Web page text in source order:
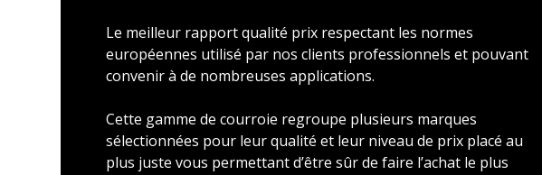
Le meilleur rapport qualité prix respectant les normes
européennes utilisé par nos clients professionnels et pouvant
convenir à de nombreuses applications.
Cette gamme de courroie regroupe plusieurs marques
sélectionnées pour leur qualité et leur niveau de prix placé au
plus juste vous permettant d’être sûr de faire l’achat le plus